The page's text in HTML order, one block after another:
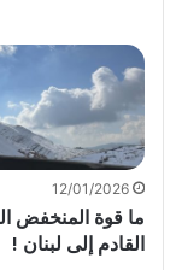
12/01/2026
ما قوة المنخفض
القادم إلى لبنان !